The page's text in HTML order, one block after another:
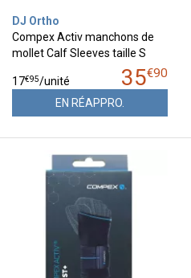
DJ Ortho
Compex Activ manchons de
mollet Calf Sleeves taille S
35€90
17€95/unité
EN RÉAPPRO.